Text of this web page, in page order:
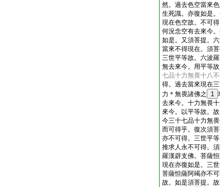
然。過去色空當來
生死識。亦復如是
現在色空故。不可
何況念空有去來今
如是。又須菩提。
當來不得現在。須
三世平等故。六波
無去來今。用平等
七品十力無畏十八
得。過去當來現在
力＊無畏諸佛之
1
去來今。十力無畏
來今。以平等故。
今三十七品十力無
而可得乎。復次須
亦不可得。三世平
推求人永不可得。
羅漢辟支佛。菩薩
現在亦復如是。三
菩薩怛薩阿竭亦不
故。如是須菩提。